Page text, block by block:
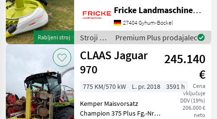
30V
9,15m
MARKETPLACE
Marketplace
Ponudbe
trgovcev
Mali
oglasi
Rabljeni stroj
Automatischer
Transportschutz, V-Flex 36,
Gutfluss XL Premuim Line
Professional,
Vorsatzantrieb V
Fricke Landmaschinen GmbH
27404 Gyhum-Bockel
Stroji za
spravilo
-
poljedelstvo
/ Claas
Premium Plus prodajalec
CLAAS Jaguar
970
245.140
€
Cena
vključuje
DDV (19%)
206.000 €
neto
775 KM/570 kW L. pr. 2018
3591 h
Kemper Maisvorsatz
Champion 375 Plus Fg.-Nr.